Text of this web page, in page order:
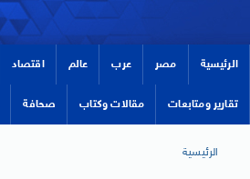
الرئيسية مصر عرب عالم اقتصاد
تقارير ومتابعات مقالات وكتاب صحافة
الرئيسية